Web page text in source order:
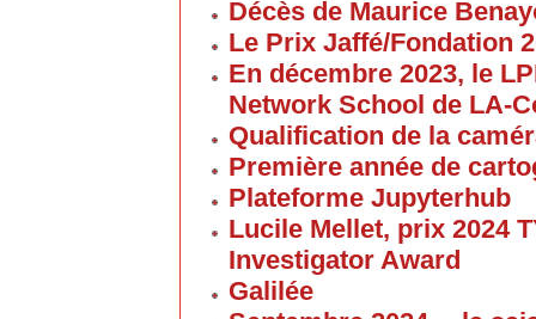
Décès de Maurice
Le Prix Jaffé/Fondation
En décembre 2023, le
Network School de LA-
Qualification de la
Première année de
Plateforme Jupyterhub
Lucile Mellet, prix 2024
Investigator Award
Galilée